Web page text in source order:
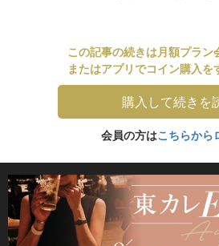
この記事の続きは月額プラン
またはアプリでコイン購入を
購入して続きを
会員の方はこちらから